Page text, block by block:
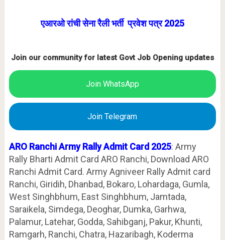
एआरओ रांचीसेना रैली भर्ती प्रवेश पत्र 2025
Join our community for latest Govt Job Opening updates
Join WhatsApp
Join Telegram
ARO Ranchi Army Rally Admit Card 2025: Army
Rally Bharti Admit Card ARO Ranchi, Download ARO
Ranchi Admit Card. Army Agniveer Rally Admit card
Ranchi, Giridih, Dhanbad, Bokaro, Lohardaga, Gumla,
West Singhbhum, East Singhbhum, Jamtada,
Saraikela, Simdega, Deoghar, Dumka, Garhwa,
Palamur, Latehar, Godda, Sahibganj, Pakur, Khunti,
Ramgarh, Ranchi, Chatra, Hazaribagh, Koderma